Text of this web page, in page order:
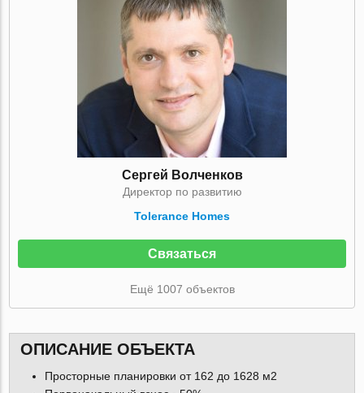
Сергей Волченков
Директор по развитию
Tolerance Homes
Связаться
Ещё 1007 объектов
ОПИСАНИЕ ОБЪЕКТА
Просторные планировки от 162 до 1628 м2